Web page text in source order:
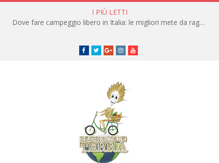
I PIÙ LETTI
Dove fare campeggio libero in Italia: le migliori mete da raggiungere in traghetto
Facebook
TwitterGoogle+instagramyoutube